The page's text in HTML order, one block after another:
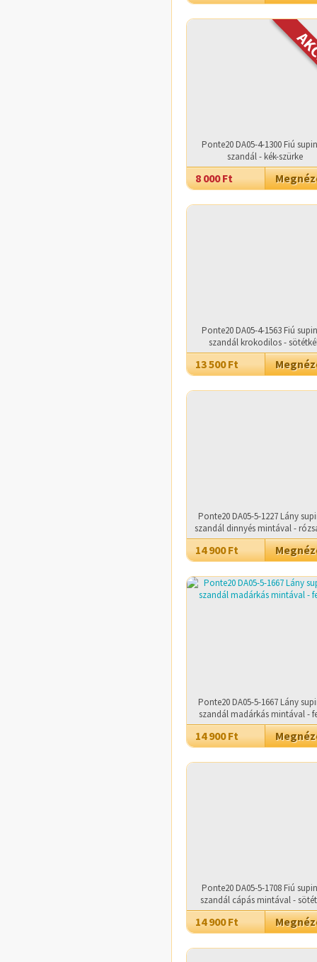
Ponte20 DA05-4-1300 Fiú
szandál - kék-szürke
8 000 Ft
Ponte20 DA05-4-1563 Fiú
szandál krokodilos -
13 500 Ft
Ponte20 DA05-5-1227 Lány
szandál dinnyés mintával -
14 900 Ft
Ponte20 DA05-5-1667 Lány
szandál madárkás mintával -
14 900 Ft
Ponte20 DA05-5-1708 Fiú
szandál cápás mintával -
14 900 Ft